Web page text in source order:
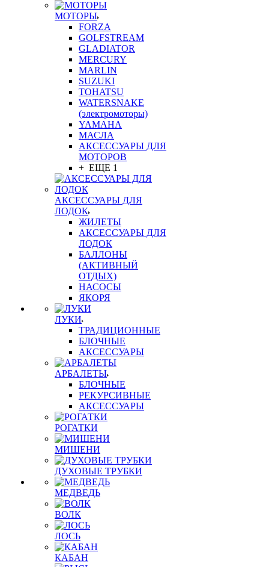
МОТОРЫ
FORZA
GOLFSTREAM
GLADIATOR
MERCURY
MARLIN
SUZUKI
TOHATSU
WATERSNAKE
(электромоторы)
YAMAHA
МАСЛА
АКСЕССУАРЫ ДЛЯ
МОТОРОВ
+ ЕЩЕ 1
АКСЕССУАРЫ ДЛЯ
ЛОДОК
ЖИЛЕТЫ
АКСЕССУАРЫ ДЛЯ
ЛОДОК
БАЛЛОНЫ
(АКТИВНЫЙ
ОТДЫХ)
НАСОСЫ
ЯКОРЯ
ЛУКИ
ТРАДИЦИОННЫЕ
БЛОЧНЫЕ
АКСЕССУАРЫ
АРБАЛЕТЫ
БЛОЧНЫЕ
РЕКУРСИВНЫЕ
АКСЕССУАРЫ
РОГАТКИ
МИШЕНИ
ДУХОВЫЕ ТРУБКИ
МЕДВЕДЬ
ВОЛК
ЛОСЬ
КАБАН